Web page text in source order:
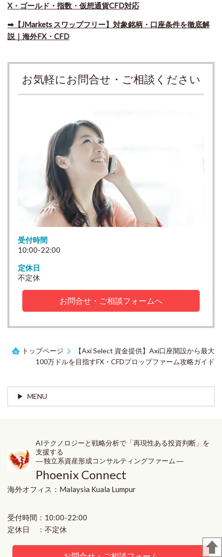
X・ゴールド・指数・仮想通貨CFD対応
➡​【JMarkets スワップフリー】対象銘柄・口座条件を徹底解
説｜海外FX・CFD
お気軽にお問合せ・ご相談ください
受付時間
10:00-22:00
定休日
不定休
お問合せ・ご相談フォームへ
トップページ
【Axi Select 資金提供】Axi口座開設から最大
100万ドルを目指すFX・CFDプロップファーム攻略ガイド
MENU
AIテクノロジーと戦略分析で「再現性ある投資判断」を
支援する
― 独立系資産形成コンサルティングファーム ―
Phoenix Connect
海外オフィス： Malaysia Kuala Lumpur
受付時間：10:00-22:00
定休日 ：不定休